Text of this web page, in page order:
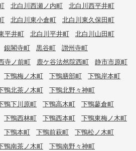
北白川西瀬ノ内町
北白川西平井町
北白川東小倉町
北白川東久保田町
平井町 北白川平井町
北白川山田町
銀閣寺町 黒谷町
讃州寺町
寺ノ前町 鹿ケ谷法然院西町
静市市原町
下鴨梅ノ木町 下鴨膳部町
下鴨岸本町
鴨北茶ノ木町
下鴨北野々神町
鴨下川原町 下鴨高木町
下鴨蓼倉町
下鴨西林町 下鴨西本町
下鴨東梅ノ木町
下鴨本町 下鴨前萩町
下鴨松ノ木町
鴨南茶ノ木町
下鴨南野々神町